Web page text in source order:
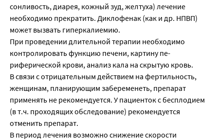
сонливость, диарея, кожный зуд, желтуха) лечение
необходимо прекратить. Диклофенак (как и др. НПВП)
может вызвать гиперкалиемию.
При проведении длительной терапии необходимо
контролировать функцию печени, картину пе­
риферической крови, анализ кала на скрытую кровь.
В связи с отрицательным действием на фертильность,
женщинам, планирующим забеременеть, препарат
применять не рекомендуется. У пациенток с бесплодием
(в т.ч. проходящих обследо­вание) рекомендуется
отменить препарат.
В период лечения возможно снижение скорости